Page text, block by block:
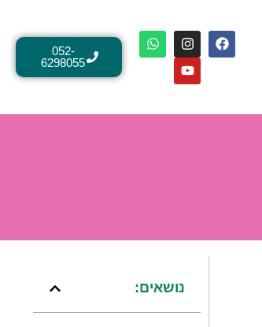
052-
6298055
נושאים: